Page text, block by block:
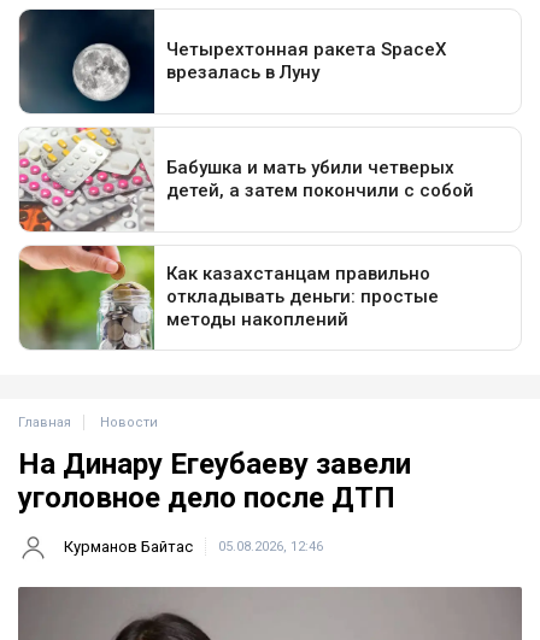
Главная Новости
На Динару Егеубаеву завели
уголовное дело после ДТП
Курманов Байтас 05.08.2026, 12:46